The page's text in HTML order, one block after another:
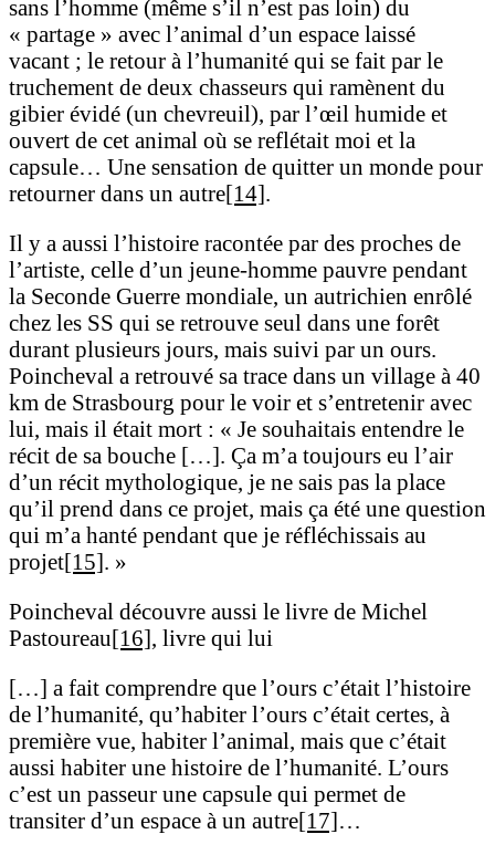
sans l’homme (même s’il n’est pas loin) du
« partage » avec l’animal d’un espace laissé
vacant ; le retour à l’humanité qui se fait par le
truchement de deux chasseurs qui ramènent du
gibier évidé (un chevreuil), par l’œil humide et
ouvert de cet animal où se reflétait moi et la
capsule… Une sensation de quitter un monde pour
retourner dans un autre[14].
Il y a aussi l’histoire racontée par des proches de
l’artiste, celle d’un jeune-homme pauvre pendant
la Seconde Guerre mondiale, un autrichien enrôlé
chez les SS qui se retrouve seul dans une forêt
durant plusieurs jours, mais suivi par un ours.
Poincheval a retrouvé sa trace dans un village à 40
km de Strasbourg pour le voir et s’entretenir avec
lui, mais il était mort : « Je souhaitais entendre le
récit de sa bouche […]. Ça m’a toujours eu l’air
d’un récit mythologique, je ne sais pas la place
qu’il prend dans ce projet, mais ça été une question
qui m’a hanté pendant que je réfléchissais au
projet[15]. »
Poincheval découvre aussi le livre de Michel
Pastoureau[16], livre qui lui
[…] a fait comprendre que l’ours c’était l’histoire
de l’humanité, qu’habiter l’ours c’était certes, à
première vue, habiter l’animal, mais que c’était
aussi habiter une histoire de l’humanité. L’ours
c’est un passeur une capsule qui permet de
transiter d’un espace à un autre[17]…